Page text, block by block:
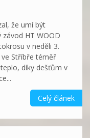
že umí být
HT WOOD
v neděli 3.
ve Stříbře téměř
díky dešťům v
Celý článek